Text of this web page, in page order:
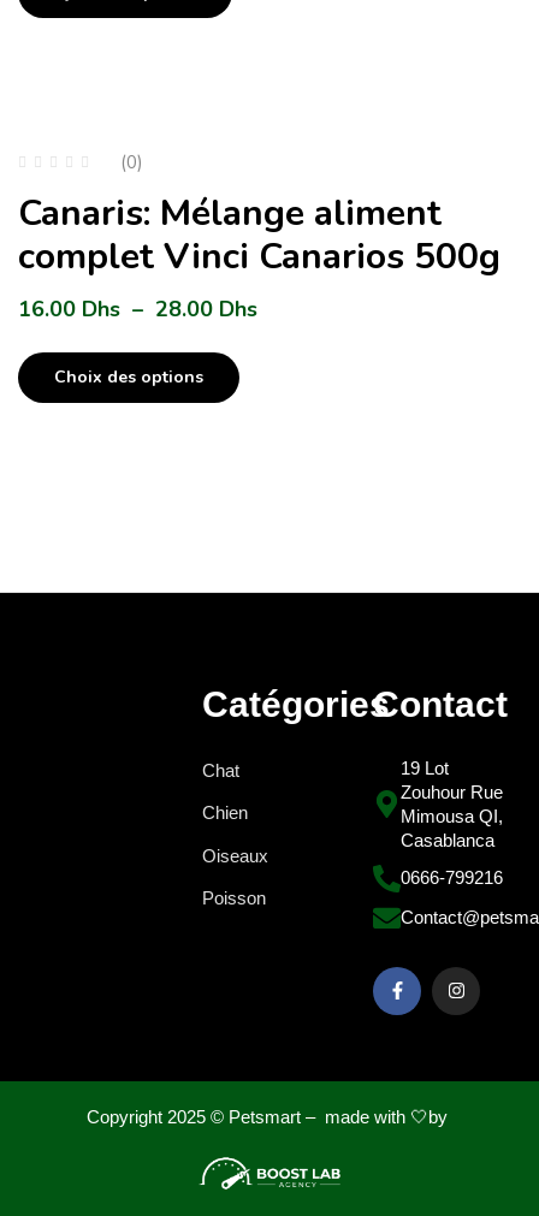
(0)
Canaris: Mélange aliment
complet Vinci Canarios 500g
16.00 Dhs – 28.00 Dhs
Choix des options
Catégories
Chat
Chien
Oiseaux
Poisson
Contact
19 Lot
Zouhour Rue
Mimousa QI,
Casablanca
0666-799216
Copyright 2025 © Petsmart – made with 🤍by